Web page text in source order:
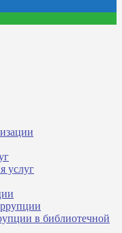
услуг
в библиотечной